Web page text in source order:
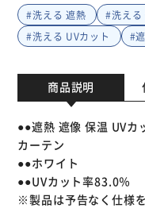
#洗える 遮熱
#洗える
#洗える UVカット
#
商品説明
●●遮熱 遮像 保温 UVカ
カーテン
●●ホワイト
●●UVカット率83.0％
※製品は予告なく仕様